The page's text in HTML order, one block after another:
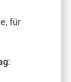
für
: